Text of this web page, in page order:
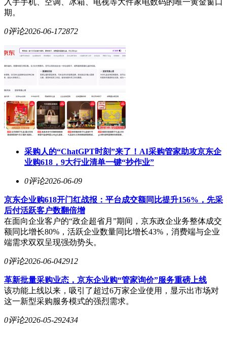
期。
0评论2026-06-172872
采购人的“ChatGPT时刻”来了！AI采购管家助攻京东企
业购618，9大行业清单一键“抄作业”
0评论2026-06-09
京东企业购618开门红战报：平台成交额同比提升156%，先采
后付活跃客户数翻倍增
在面向企业客户的“政企超省月”期间，京东政企业务整体成交
额同比增长80%，活跃企业数量同比增长43%，消费端与企业
端需求双双呈现强劲势头。
0评论2026-06-042912
革新批量采购业态，京东企业购“管家询价”服务重磅上线
该功能上线以来，吸引了超过6万家企业使用，显示出市场对
这一新型采购服务模式的强烈需求。
0评论2026-05-292434